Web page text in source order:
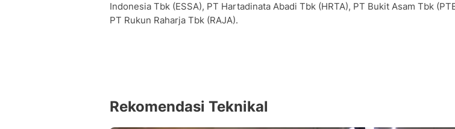
Indonesia Tbk (ESSA), PT Hartadinata Abadi Tbk (HRTA), PT Bukit Asam Tbk
PT Rukun Raharja Tbk (RAJA).
Rekomendasi Teknikal